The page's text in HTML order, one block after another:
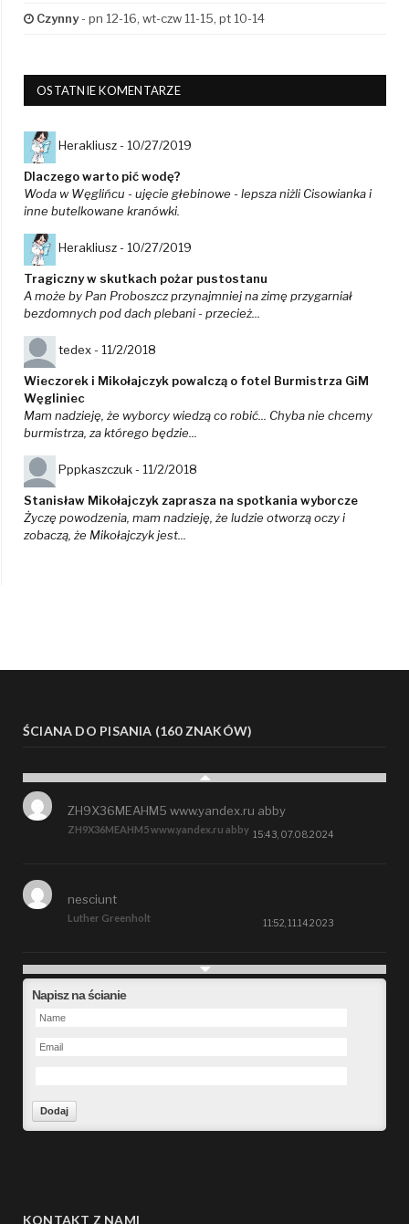
Czynny- pn 12-16, wt-czw 11-15, pt 10-14
OSTATNIE KOMENTARZE
Herakliusz - 10/27/2019
Dlaczego warto pić wodę?
Woda w Węglińcu - ujęcie głebinowe - lepsza niżli Cisowianka i
inne butelkowane kranówki.
Herakliusz - 10/27/2019
Tragiczny w skutkach pożar pustostanu
A może by Pan Proboszcz przynajmniej na zimę przygarniał
bezdomnych pod dach plebani - przecież...
tedex - 11/2/2018
Wieczorek i Mikołajczyk powalczą o fotel Burmistrza GiM
Węgliniec
Mam nadzieję, że wyborcy wiedzą co robić... Chyba nie chcemy
burmistrza, za którego będzie...
Pppkaszczuk - 11/2/2018
Stanisław Mikołajczyk zaprasza na spotkania wyborcze
Życzę powodzenia, mam nadzieję, że ludzie otworzą oczy i
zobaczą, że Mikołajczyk jest...
ŚCIANA DO PISANIA (160 ZNAKÓW)
ZH9X36MEAHM5 www.yandex.ru abby
ZH9X36MEAHM5 www.yandex.ru abby
15:43, 07.08.2024
Luther Greenholt
nesciunt
11:52, 11.14.2023
Future
Napisz na ścianie
KONTAKT Z NAMI